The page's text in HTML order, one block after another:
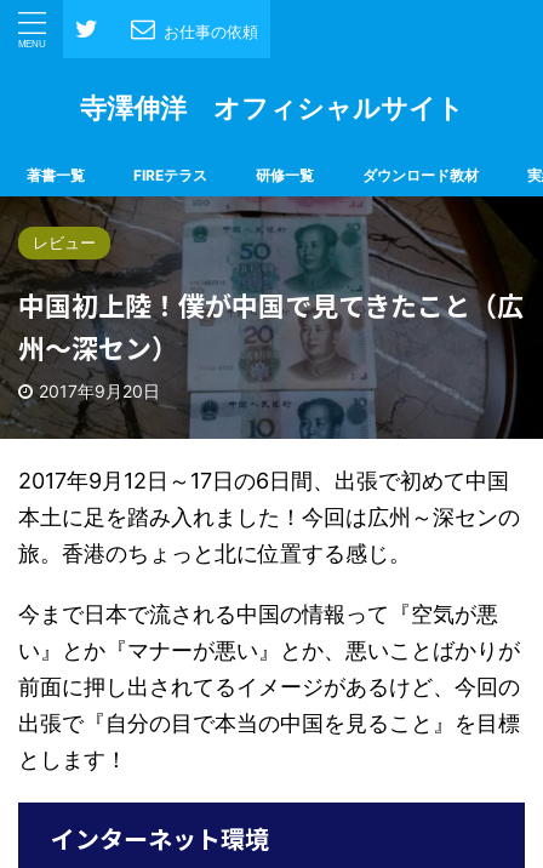
お仕事の依頼
寺澤伸洋 オフィシャルサイト
著書一覧 FIREテラス 研修一覧 ダウンロード教材
レビュー
中国初上陸！僕が中国で見てきたこと（広
州～深セン）
2017年9月20日
2017年9月12日～17日の6日間、出張で初めて中国
本土に足を踏み入れました！今回は広州～深センの
旅。香港のちょっと北に位置する感じ。
今まで日本で流される中国の情報って『空気が悪
い』とか『マナーが悪い』とか、悪いことばかりが
前面に押し出されてるイメージがあるけど、今回の
出張で『自分の目で本当の中国を見ること』を目標
とします！
インターネット環境